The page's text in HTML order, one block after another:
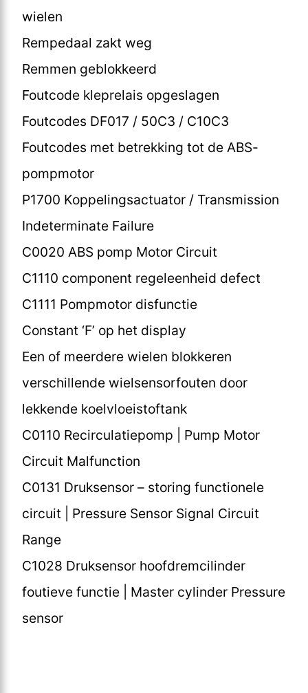
wielen
Rempedaal zakt weg
Remmen geblokkeerd
Foutcode kleprelais opgeslagen
Foutcodes DF017 / 50C3 / C10C3
Foutcodes met betrekking tot de ABS-
pompmotor
P1700 Koppelingsactuator / Transmission
Indeterminate Failure
C0020 ABS pomp Motor Circuit
C1110 component regeleenheid defect
C1111 Pompmotor disfunctie
Constant ‘F’ op het display
Een of meerdere wielen blokkeren
verschillende wielsensorfouten door
lekkende koelvloeistoftank
C0110 Recirculatiepomp | Pump Motor
Circuit Malfunction
C0131 Druksensor – storing functionele
circuit | Pressure Sensor Signal Circuit
Range
C1028 Druksensor hoofdremcilinder
foutieve functie | Master cylinder Pressure
sensor